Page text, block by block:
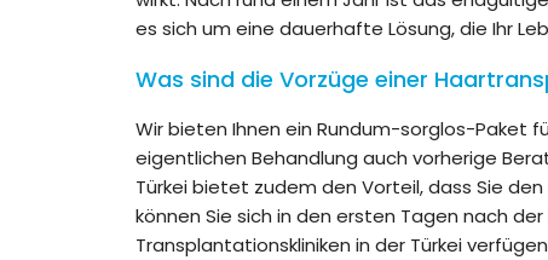
es sich um eine dauerhafte Lösung, die Ihr
Was sind die Vorzüge einer
Wir bieten Ihnen ein Rundum-sorglos-Paket
eigentlichen Behandlung auch vorherige
Türkei bietet zudem den Vorteil, dass Sie
können Sie sich in den ersten Tagen nach
Transplantationskliniken in der Türkei